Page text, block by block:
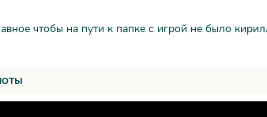
чтобы на пути к папке с игрой не было